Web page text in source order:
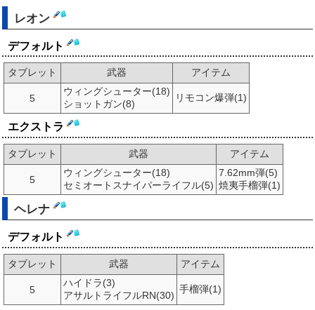
レオン
デフォルト
タブレット 武器 アイテム
5
ウィングシューター(18)
ショットガン(8)
リモコン爆弾(1)
エクストラ
タブレット 武器 アイテム
5
ウィングシューター(18)
セミオートスナイパーライフル(5)
7.62mm弾(5)
焼夷手榴弾(1)
ヘレナ
デフォルト
タブレット 武器 アイテム
5
ハイドラ(3)
アサルトライフルRN(30)
手榴弾(1)